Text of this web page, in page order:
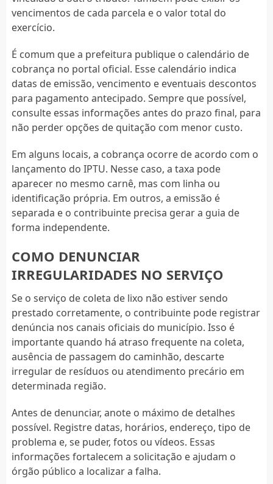
vencimentos de cada parcela e o valor total do
exercício.
É comum que a prefeitura publique o calendário de
cobrança no portal oficial. Esse calendário indica
datas de emissão, vencimento e eventuais descontos
para pagamento antecipado. Sempre que possível,
consulte essas informações antes do prazo final, para
não perder opções de quitação com menor custo.
Em alguns locais, a cobrança ocorre de acordo com o
lançamento do IPTU. Nesse caso, a taxa pode
aparecer no mesmo carnê, mas com linha ou
identificação própria. Em outros, a emissão é
separada e o contribuinte precisa gerar a guia de
forma independente.
COMO DENUNCIAR
IRREGULARIDADES NO SERVIÇO
Se o serviço de coleta de lixo não estiver sendo
prestado corretamente, o contribuinte pode registrar
denúncia nos canais oficiais do município. Isso é
importante quando há atraso frequente na coleta,
ausência de passagem do caminhão, descarte
irregular de resíduos ou atendimento precário em
determinada região.
Antes de denunciar, anote o máximo de detalhes
possível. Registre datas, horários, endereço, tipo de
problema e, se puder, fotos ou vídeos. Essas
informações fortalecem a solicitação e ajudam o
órgão público a localizar a falha.